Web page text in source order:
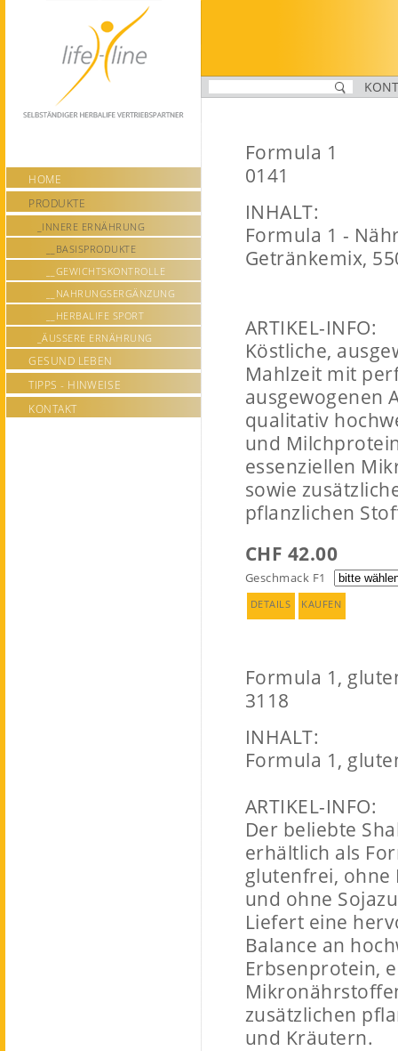
https://life-line.ch/__basisprodukte
HOME
PRODUKTE
_INNERE ERNÄHRUNG
__BASISPRODUKTE
__GEWICHTSKONTROLLE
__NAHRUNGSERGÄNZUNG
__HERBALIFE SPORT
_ÄUSSERE ERNÄHRUNG
GESUND LEBEN
TIPPS - HINWEISE
KONTAKT
Formula 1
0141
INHALT:
Formula 1 -
Getränkemix,
ARTIKEL-INFO:
Köstliche,
Mahlzeit mit
ausgewogenen
qualitativ
und
essenziellen
sowie
pflanzlichen
CHF 42.00
Geschmack F1
DETAILS KAUFEN
Formula 1,
3118
INHALT:
Formula 1,
ARTIKEL-INFO:
Der beliebte
erhältlich als
glutenfrei, ohne
und ohne
Liefert eine
Balance an
Erbsenprotein,
zusätzlichen
und Kräutern.